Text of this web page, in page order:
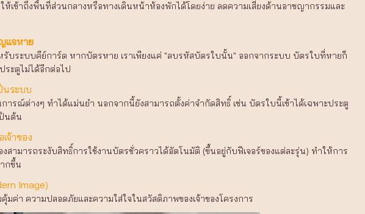
ข้าถึงพื้นที่ส่วนกลางหรือทางเดินหน้าห้องพักได้โดยง่าย ลดความเสี่ยงด้านอาชญากรรมและ
แจหาย
บระบบคีย์การ์ด หากบัตรหาย เราเพียงแค่ "ลบรหัสบัตรใบนั้น" ออกจากระบบ บัตรใบที่หายก็
ระตูไม่ได้อีกต่อไป
นระบบ
ารณ์ต่างๆ ทำได้แม่นยำ นอกจากนี้ยังสามารถตั้งค่าจำกัดสิทธิ์ เช่น บัตรใบนี้เข้าได้เฉพาะประตู
นต้น
จ้าของ
ามารถระงับสิทธิ์การใช้งานบัตรชั่วคราวได้อัตโนมัติ (ขึ้นอยู่กับฟีเจอร์ของแต่ละรุ่น) ทำให้การ
กขึ้น
Image)
ค่า ความปลอดภัยและความใส่ใจในสวัสดิภาพของเจ้าของโครงการ